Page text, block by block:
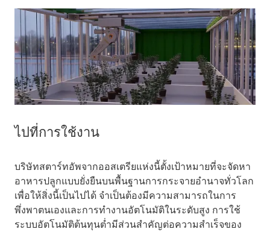
ไปที่การใช้งาน
บริษัทสตาร์ทอัพจากออสเตรียแห่งนี้ตั้งเป้าหมายที่จะจัดหา
อาหารปลูกแบบยั่งยืนบนพื้นฐานการกระจายอำนาจทั่วโลก
เพื่อให้สิ่งนี้เป็นไปได้ จำเป็นต้องมีความสามารถในการ
พึ่งพาตนเองและการทำงานอัตโนมัติในระดับสูง การใช้
ระบบอัตโนมัติต้นทุนต่ำมีส่วนสำคัญต่อความสำเร็จของ